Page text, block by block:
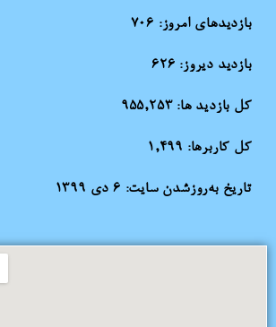
بازدیدهای امروز: 706
بازدید دیروز: 626
کل بازدید ها:955,253
کل کاربرها: 1,499
تاریخ به‌روزشدن سایت: ۶ دی ۱۳۹۹